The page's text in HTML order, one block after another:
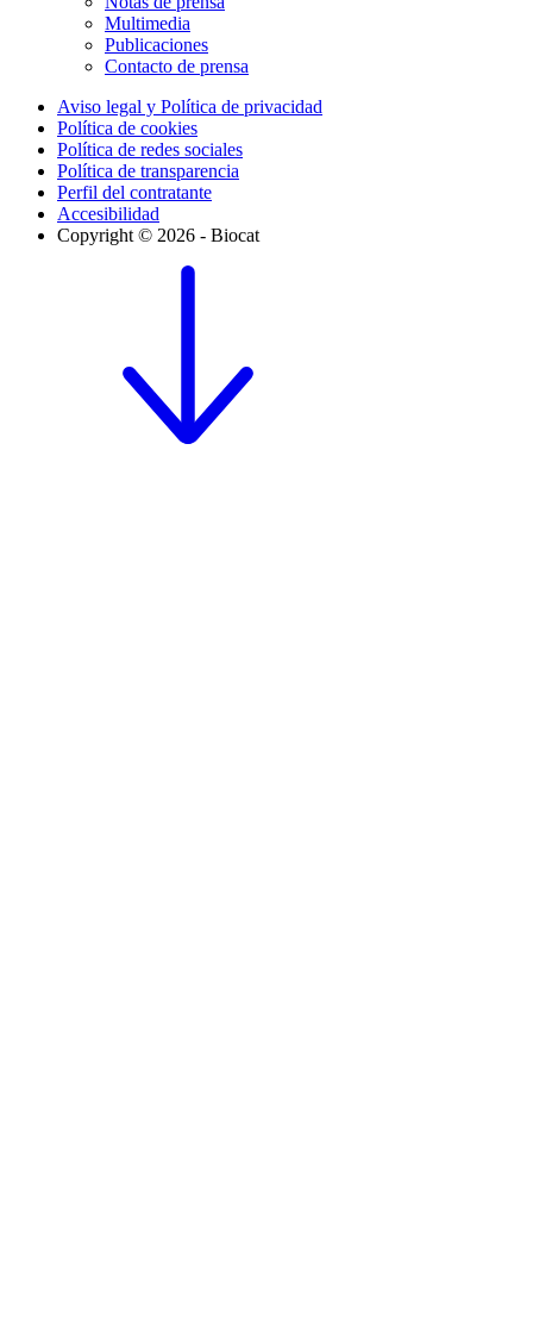
Multimedia
Publicaciones
Contacto de prensa
Aviso legal y Política de privacidad
Política de cookies
Política de redes sociales
Política de transparencia
Perfil del contratante
Accesibilidad
Copyright © 2026 - Biocat